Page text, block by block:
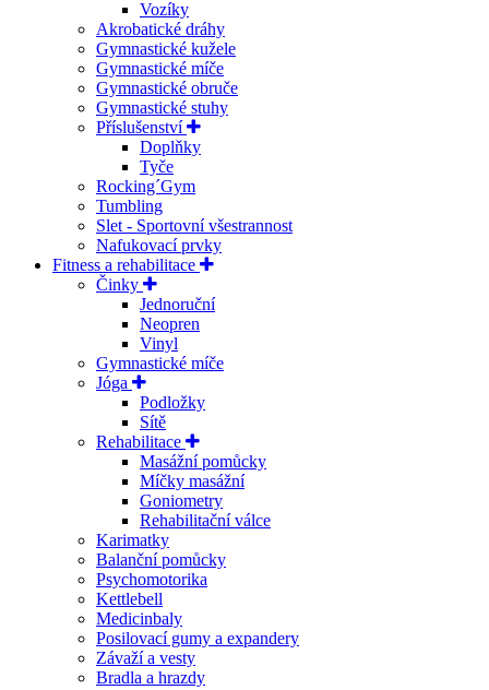
Vozíky
Akrobatické dráhy
Gymnastické kužele
Gymnastické míče
Gymnastické obruče
Gymnastické stuhy
Příslušenství
Doplňky
Tyče
Rocking´Gym
Tumbling
Slet - Sportovní všestrannost
Nafukovací prvky
Fitness a rehabilitace
Činky
Jednoruční
Neopren
Vinyl
Gymnastické míče
Jóga
Podložky
Sítě
Rehabilitace
Masážní pomůcky
Míčky masážní
Goniometry
Rehabilitační válce
Karimatky
Balanční pomůcky
Psychomotorika
Kettlebell
Medicinbaly
Posilovací gumy a expandery
Závaží a vesty
Bradla a hrazdy